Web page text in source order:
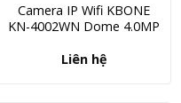
Camera IP Wifi KBONE
KN-4002WN Dome 4.0MP
Liên hệ